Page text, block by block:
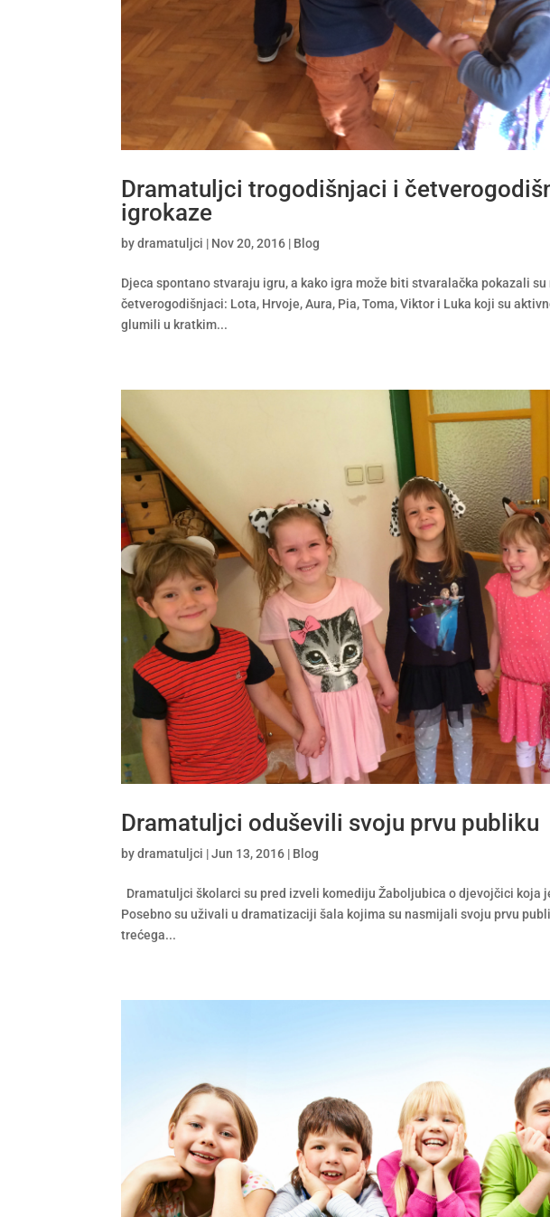
Dramatuljci trogodišnjaci i
igrokaze
bydramatuljci | Nov 20, 2016 | Blog
Djeca spontano stvaraju igru, a kako igra može biti stvaralačka pokazali
četverogodišnjaci: Lota, Hrvoje, Aura, Pia, Toma, Viktor i Luka koji su
glumili u kratkim...
Dramatuljci oduševili svoju prvu publiku
bydramatuljci |Jun 13, 2016 | Blog
Dramatuljci školarci su pred izveli komediju Žaboljubica o djevojčici koja
Posebno su uživali u dramatizaciji šala kojima su nasmijali svoju prvu
trećega...